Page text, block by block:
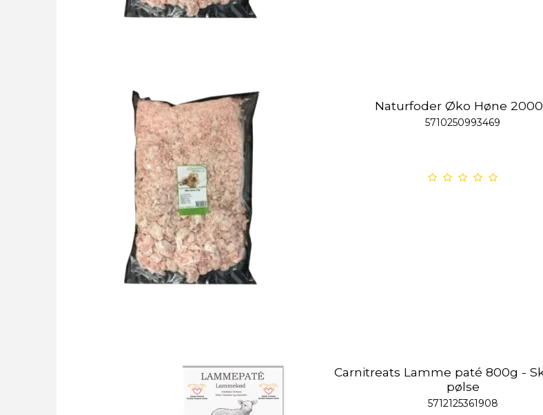
Naturfoder Øko Høne
5710250993469
Carnitreats Lamme paté 800g -
pølse
5712125361908